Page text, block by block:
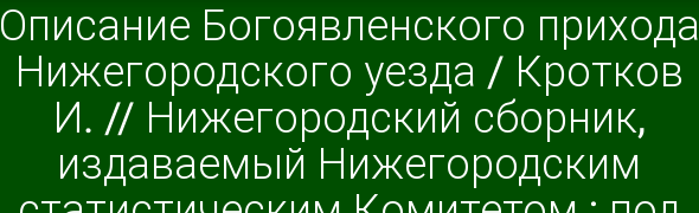
Описание Богоявленского прихода
Нижегородского уезда / Кротков
И. // Нижегородский сборник,
издаваемый Нижегородским